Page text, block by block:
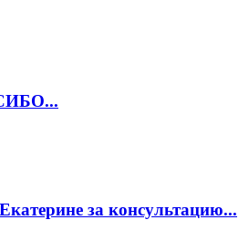
за консультацию...